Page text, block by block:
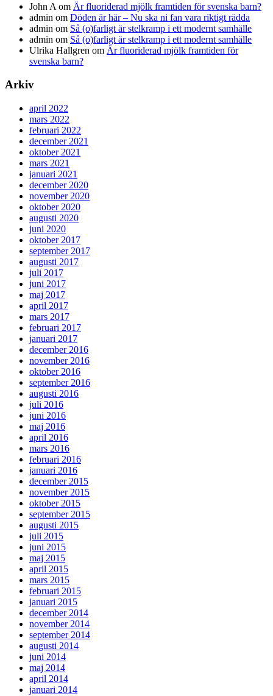
John A om Är fluoriderad mjölk framtiden för svenska barn?
admin om Döden är här – Nu ska ni fan vara riktigt rädda
admin om Så (o)farligt är stelkramp i ett modernt samhälle
admin om Så (o)farligt är stelkramp i ett modernt samhälle
Ulrika Hallgren om Är fluoriderad mjölk framtiden för
svenska barn?
Arkiv
april 2022
mars 2022
februari 2022
december 2021
oktober 2021
mars 2021
januari 2021
december 2020
november 2020
oktober 2020
augusti 2020
juni 2020
oktober 2017
september 2017
augusti 2017
juli 2017
juni 2017
maj 2017
april 2017
mars 2017
februari 2017
januari 2017
december 2016
november 2016
oktober 2016
september 2016
augusti 2016
juli 2016
juni 2016
maj 2016
april 2016
mars 2016
februari 2016
januari 2016
december 2015
november 2015
oktober 2015
september 2015
augusti 2015
juli 2015
juni 2015
maj 2015
april 2015
mars 2015
februari 2015
januari 2015
december 2014
november 2014
september 2014
augusti 2014
juni 2014
maj 2014
april 2014
januari 2014